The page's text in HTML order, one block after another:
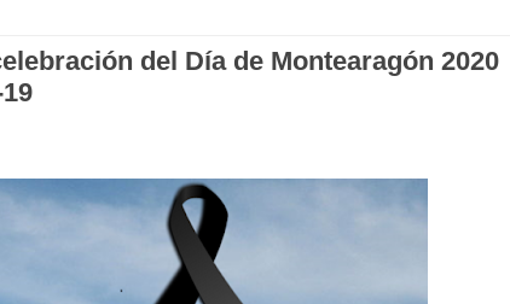
del Día de Montearagón 2020